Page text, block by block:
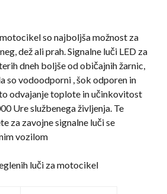
so najboljša možnost za
dež ali prah. Signalne luči LED za
dneh boljše od običajnih žarnic,
so vodoodporni , šok odporen in
odvajanje toplote in učinkovitost
Ure službenega življenja. Te
za zavojne signalne luči se
vozilom
luči za motocikel